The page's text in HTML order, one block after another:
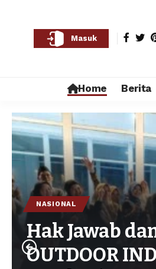
Masuk
Home Berita
NASIONAL
Hak Jawab
OUTDOOR